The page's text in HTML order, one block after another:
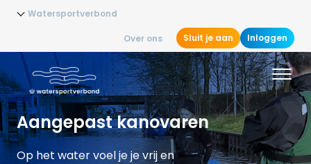
Watersportverbond
Over ons Sluit je aan Inloggen
Aangepast kanovaren
Op het water voel je je vrij en